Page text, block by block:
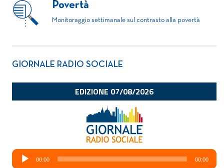
Povertà
Monitoraggio settimanale sul contrasto alla povertà
GIORNALE RADIO SOCIALE